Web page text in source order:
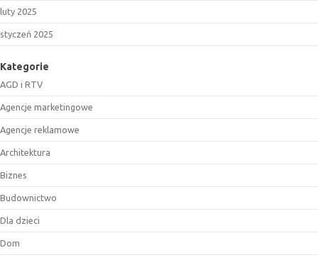
luty 2025
styczeń 2025
Kategorie
AGD i RTV
Agencje marketingowe
Agencje reklamowe
Architektura
Biznes
Budownictwo
Dla dzieci
Dom